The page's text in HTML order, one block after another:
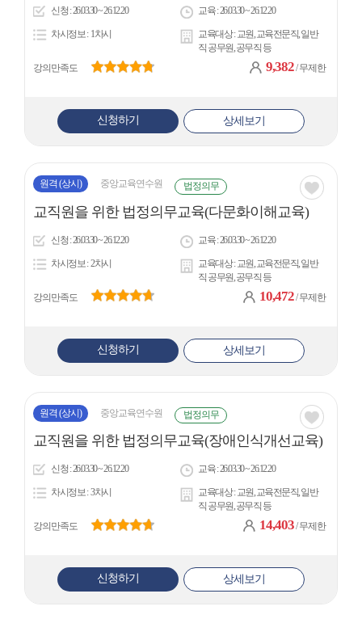
신청 26.03.30 ~ 26.12.20 교육 26.03.30 ~ 26.12.20
차시정보 1차시 교육대상 교원, 교육전문직, 일반
직 공무원, 공무직 등
강의만족도
9,382/ 무제한
신청하기 상세보기
원격 (상시) 중앙교육연수원 법정의무 관심
콘
교직원을 위한 법정의무교육(다문화이해교육)
신청 26.03.30 ~ 26.12.20 교육 26.03.30 ~ 26.12.20
차시정보 2차시 교육대상 교원, 교육전문직, 일반
직 공무원, 공무직 등
강의만족도
10,472/ 무제한
신청하기 상세보기
원격 (상시) 중앙교육연수원 법정의무 관심
콘
교직원을 위한 법정의무교육(장애인식개선교육)
신청 26.03.30 ~ 26.12.20 교육 26.03.30 ~ 26.12.20
차시정보 3차시 교육대상 교원, 교육전문직, 일반
직 공무원, 공무직 등
강의만족도
14,403/ 무제한
신청하기 상세보기